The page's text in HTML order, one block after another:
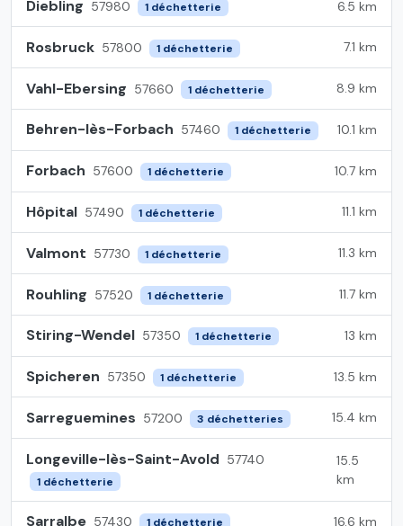
Diebling 57980 1 déchetterie 6.5 km
Rosbruck 57800 1 déchetterie 7.1 km
Vahl-Ebersing 57660 1 déchetterie 8.9 km
Behren-lès-Forbach 57460 1 déchetterie 10.1 km
Forbach 57600 1 déchetterie 10.7 km
Hôpital 57490 1 déchetterie 11.1 km
Valmont 57730 1 déchetterie 11.3 km
Rouhling 57520 1 déchetterie 11.7 km
Stiring-Wendel 57350 1 déchetterie 13 km
Spicheren 57350 1 déchetterie 13.5 km
Sarreguemines 57200 3 déchetteries 15.4 km
Longeville-lès-Saint-Avold 57740
1 déchetterie
15.5
km
Sarralbe 57430 1 déchetterie 16.6 km